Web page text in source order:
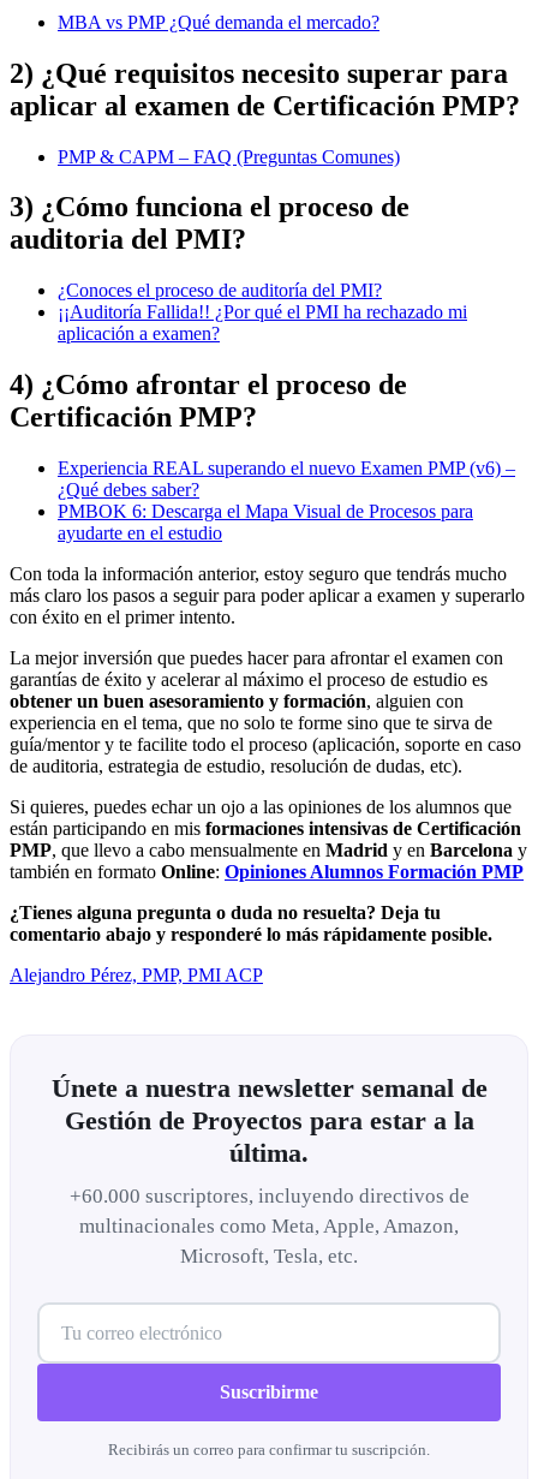
MBA vs PMP ¿Qué demanda el mercado?
2) ¿Qué requisitos necesito superar para
aplicar al examen de Certificación PMP?
PMP & CAPM – FAQ (Preguntas Comunes)
3) ¿Cómo funciona el proceso de
auditoria del PMI?
¿Conoces el proceso de auditoría del PMI?
¡¡Auditoría Fallida!! ¿Por qué el PMI ha rechazado mi
aplicación a examen?
4) ¿Cómo afrontar el proceso de
Certificación PMP?
Experiencia REAL superando el nuevo Examen PMP (v6) –
¿Qué debes saber?
PMBOK 6: Descarga el Mapa Visual de Procesos para
ayudarte en el estudio
Con toda la información anterior, estoy seguro que tendrás mucho
más claro los pasos a seguir para poder aplicar a examen y superarlo
con éxito en el primer intento.
La mejor inversión que puedes hacer para afrontar el examen con
garantías de éxito y acelerar al máximo el proceso de estudio es
obtener un buen asesoramiento y formación, alguien con
experiencia en el tema, que no solo te forme sino que te sirva de
guía/mentor y te facilite todo el proceso (aplicación, soporte en caso
de auditoria, estrategia de estudio, resolución de dudas, etc).
Si quieres, puedes echar un ojo a las opiniones de los alumnos que
están participando en mis formaciones intensivas de Certificación
PMP, que llevo a cabo mensualmente en Madrid y en Barcelona y
también en formato Online: Opiniones Alumnos Formación PMP
¿Tienes alguna pregunta o duda no resuelta? Deja tu
comentario abajo y responderé lo más rápidamente posible.
Alejandro Pérez, PMP, PMI ACP
Únete a nuestra newsletter semanal de
Gestión de Proyectos para estar a la
última.
+60.000 suscriptores, incluyendo directivos de
multinacionales como Meta, Apple, Amazon,
Microsoft, Tesla, etc.
Suscribirme
Recibirás un correo para confirmar tu suscripción.